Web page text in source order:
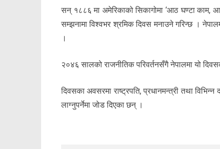
सन् १८८६ मा अमेरिकाको सिकागोमा ‘आठ घण्टा काम,
सम्झनामा विश्वभर श्रमिक दिवस मनाउने गरिन्छ ।
।
२०४६ सालको राजनीतिक परिवर्तनसँगै नेपालमा यो
दिवसका अवसरमा राष्ट्रपति, प्रधानमन्त्री तथा
लाग्नुपर्नेमा जोड दिएका छन् ।